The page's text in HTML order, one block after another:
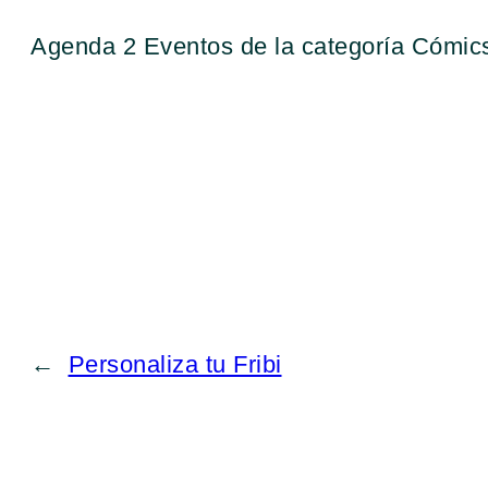
Agenda 2 Eventos de la categoría
← Personaliza tu Fribi